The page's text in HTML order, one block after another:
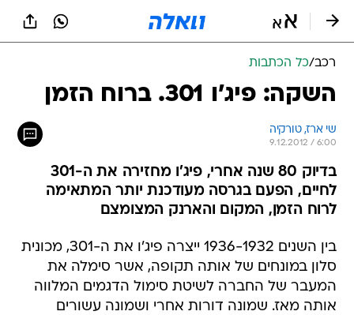
רכב/כל הכתבות
השקה: פיג'ו 301. ברוח הזמן
שי ארז, טורקיה
9.12.2012 / 6:00
בדיוק 80 שנה אחרי, פיג'ו מחזירה את ה-301
לחיים, הפעם בגרסה מעודכנת יותר המתאימה
לרוח הזמן, המקום והארנק המצומצם
בין השנים 1936-1932 ייצרה פיג'ו את ה-301, מכונית
סלון במונחים של אותה תקופה, אשר סימלה את
המעבר של החברה לשיטת סימול הדגמים המלווה
אותה מאז. שמונה דורות אחרי ושמונה עשורים